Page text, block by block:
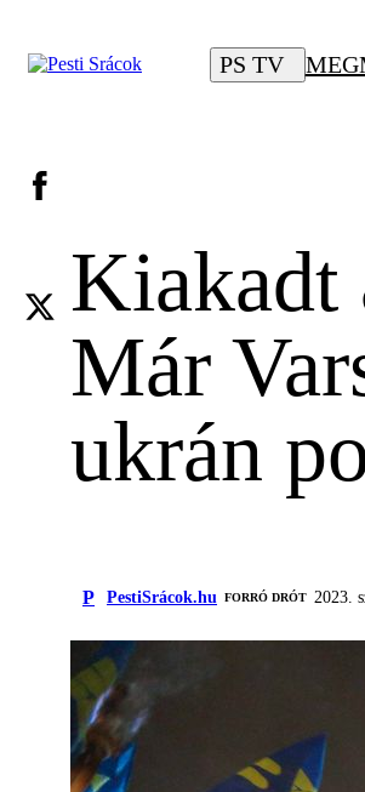
PS TV
Kiakadt
Már
ukrán
P PestiSrácok.hu FORRÓ DRÓT 2023.